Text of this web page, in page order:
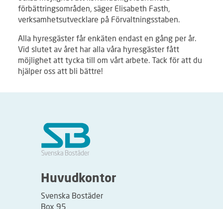
förbättringsområden, säger Elisabeth Fasth,
verksamhetsutvecklare på Förvaltningsstaben.
Alla hyresgäster får enkäten endast en gång per år.
Vid slutet av året har alla våra hyresgäster fått
möjlighet att tycka till om vårt arbete. Tack för att du
hjälper oss att bli bättre!
Huvudkontor
Svenska Bostäder
Box 95